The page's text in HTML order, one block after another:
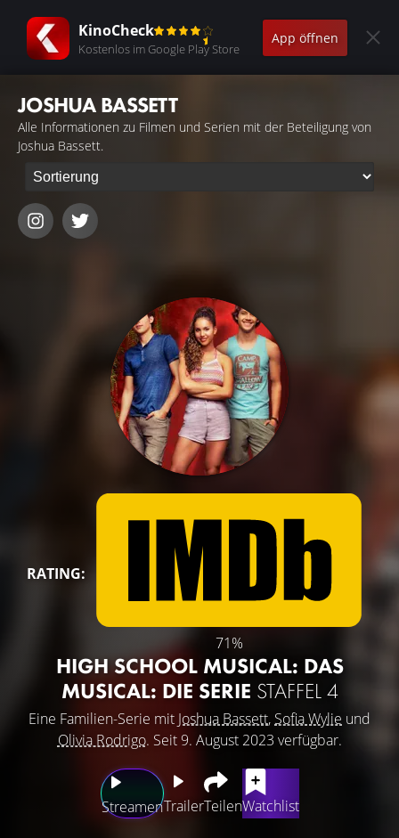
KinoCheck
Kostenlos im Google Play Store
App öffnen
JOSHUA BASSETT
Alle Informationen zu Filmen und Serien mit der Beteiligung von
Joshua Bassett.
RATING:
71%
HIGH SCHOOL MUSICAL: DAS
MUSICAL: DIE SERIE STAFFEL 4
Eine Familien-Serie mit Joshua Bassett, Sofia Wylie und
Olivia Rodrigo. Seit 9. August 2023 verfügbar.
StreamenTrailerTeilenWatchlist